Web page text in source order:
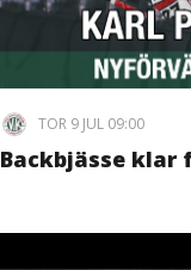
TOR 9 JUL 09:00
Backbjässe klar